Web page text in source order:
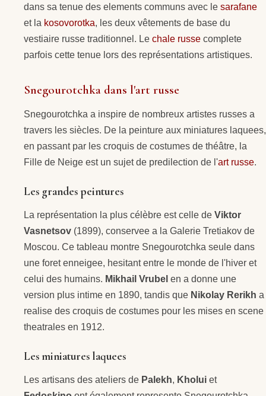
dans sa tenue des elements communs avec le sarafane
et la kosovorotka, les deux vêtements de base du
vestiaire russe traditionnel. Le chale russe complete
parfois cette tenue lors des représentations artistiques.
Snegourotchka dans l'art russe
Snegourotchka a inspire de nombreux artistes russes a
travers les siècles. De la peinture aux miniatures laquees,
en passant par les croquis de costumes de théâtre, la
Fille de Neige est un sujet de predilection de l'art russe.
Les grandes peintures
La représentation la plus célèbre est celle de Viktor
Vasnetsov (1899), conservee a la Galerie Tretiakov de
Moscou. Ce tableau montre Snegourotchka seule dans
une foret enneigee, hesitant entre le monde de l'hiver et
celui des humains. Mikhail Vrubel en a donne une
version plus intime en 1890, tandis que Nikolay Rerikh a
realise des croquis de costumes pour les mises en scene
theatrales en 1912.
Les miniatures laquees
Les artisans des ateliers de Palekh, Kholui et